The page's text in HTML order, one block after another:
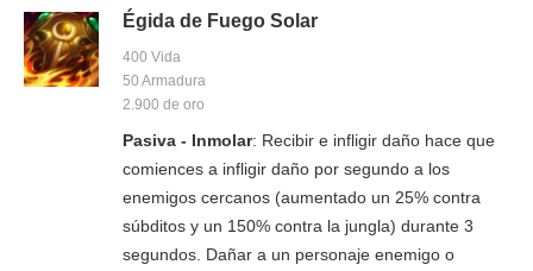
Égida de Fuego Solar
400 Vida
50 Armadura
2.900 de oro
Pasiva - Inmolar: Recibir e infligir daño hace que
comiences a infligir daño por segundo a los
enemigos cercanos (aumentado un 25% contra
súbditos y un 150% contra la jungla) durante 3
segundos. Dañar a un personaje enemigo o